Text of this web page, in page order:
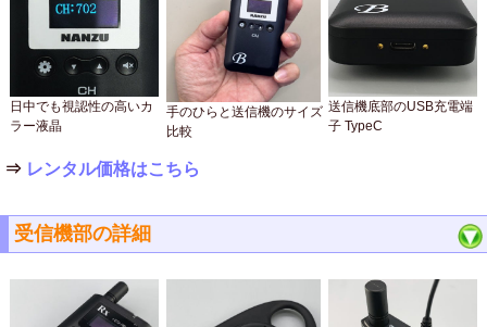
日中でも視認性の高いカ
ラー液晶
手のひらと送信機のサイズ
比較
送信機底部のUSB充電端
子 TypeC
⇒ レンタル価格はこちら
受信機部の詳細